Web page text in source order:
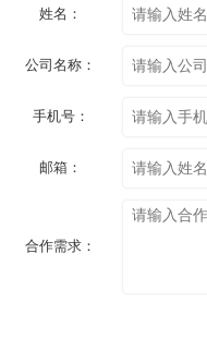
姓名：
公司名称：
手机号：
邮箱：
合作需求：